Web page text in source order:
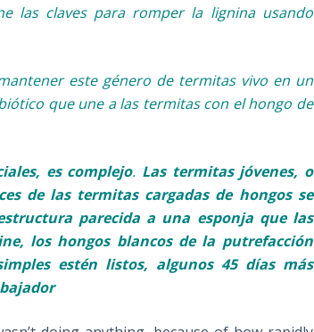
las claves para romper la lignina usando
este género de termitas vivo en un
que une a las termitas con el hongo de
es complejo. Las termitas jóvenes, o
de las termitas cargadas de hongos se
parecida a una esponja que las
los hongos blancos de la putrefacción
estén listos, algunos 45 días más